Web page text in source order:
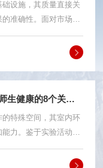
设施，其质量直接关
准确性。面对市场上
真正有实力的厂家，
战。一份详尽的避坑
为首要考量因素，但
碱腐蚀、高温高湿等
，但长期使用会带来
学校实验室装修环保材料选择：保障师生健康的8个关键点
特殊空间，其室内环
力。鉴于实验活动本
料若选择不当，将形
康威胁。因此，在实